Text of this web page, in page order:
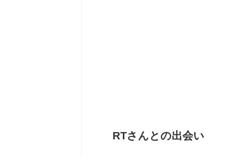
RTさんとの出会い